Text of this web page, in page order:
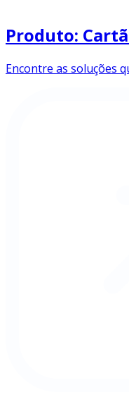
Produto:
Encontre as soluções